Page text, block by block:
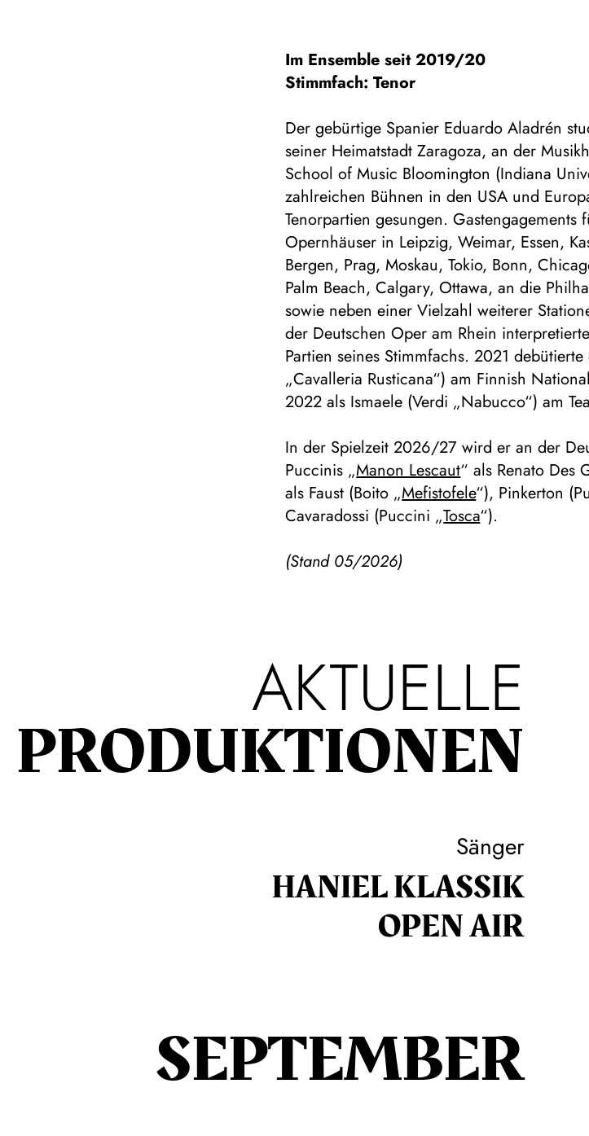
Im Ensemble seit 2019/20
Stimmfach: Tenor
Der gebürtige Spanier Eduardo Aladrén
seiner Heimatstadt Zaragoza, an der
School of Music Bloomington (Indiana
zahlreichen Bühnen in den USA und
Tenorpartien gesungen.
Opernhäuser in Leipzig, Weimar, Essen,
Bergen, Prag, Moskau, Tokio, Bonn,
Palm Beach, Calgary, Ottawa, an die
sowie neben einer Vielzahl weiterer
der Deutschen Oper am Rhein
Partien seines Stimmfachs. 2021
„Cavalleria Rusticana“) am Finnish
2022 als Ismaele (Verdi „Nabucco“) am
In der Spielzeit 2026/27 wird er an der
Puccinis „Manon Lescaut“ als Renato Des
als Faust (Boito „Mefistofele“), Pinkerton
Cavaradossi (Puccini „Tosca“).
(Stand 05/2026)
AKTUELLE
PRODUKTIONEN
Sänger
HANIEL KLASSIK
OPEN AIR
SEPTEMBER